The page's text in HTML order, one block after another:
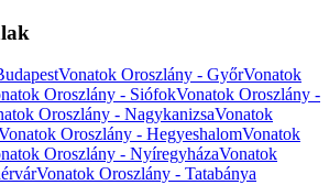
Vonatok Oroszlány - GyőrVonatok
Oroszlány - SiófokVonatok Oroszlány -
Oroszlány - NagykanizsaVonatok
Oroszlány - HegyeshalomVonatok
Oroszlány - NyíregyházaVonatok
Vonatok Oroszlány - Tatabánya